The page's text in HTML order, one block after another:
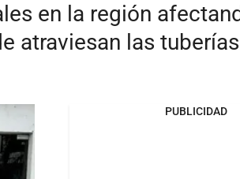
en la región
atraviesan las
PUBLICIDAD